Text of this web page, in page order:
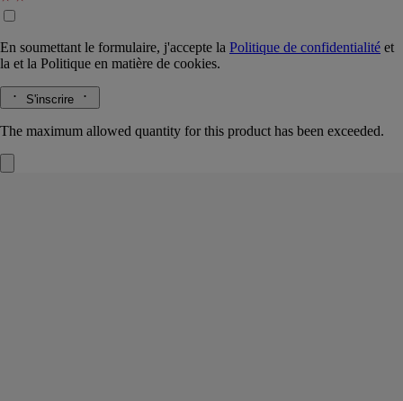
En soumettant le formulaire, j'accepte la Politique de confidentialité et
la et la Politique en matière de cookies.
S'inscrire
The maximum allowed quantity for this product has been exceeded.